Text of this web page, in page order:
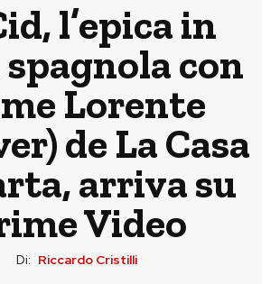
l’epica in
spagnola con
Lorente
de La Casa
arriva su
Video
Di: Riccardo Cristilli